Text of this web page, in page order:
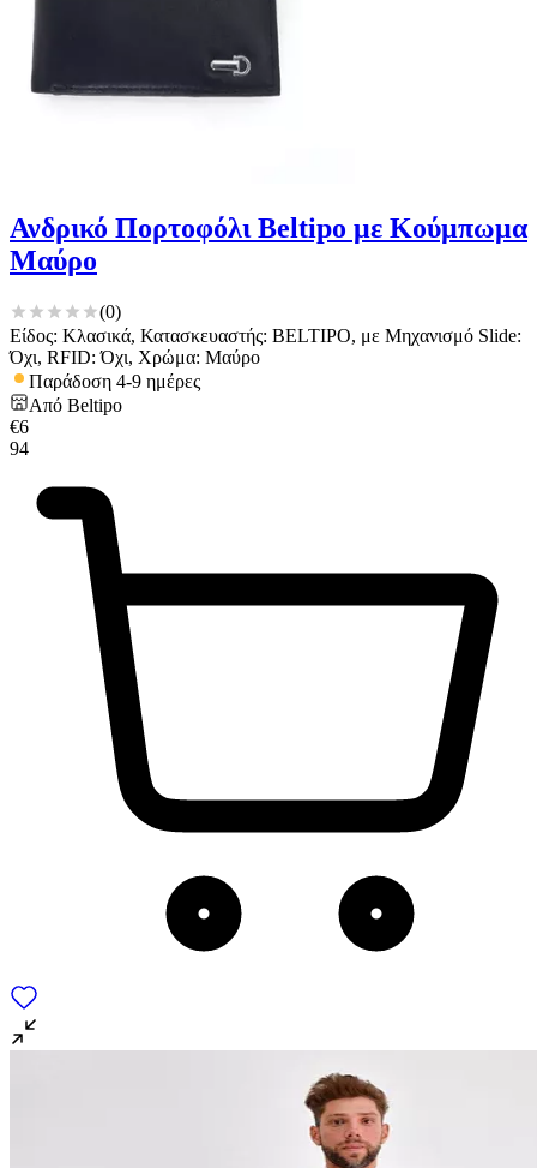
Ανδρικό Πορτοφόλι Beltipo με Κούμπωμα
Μαύρο
(0)
Είδος: Κλασικά, Κατασκευαστής: BELTIPO, με Μηχανισμό Slide:
Όχι, RFID: Όχι, Χρώμα: Μαύρο
Παράδοση 4-9 ημέρες
Από Beltipo
€6
94